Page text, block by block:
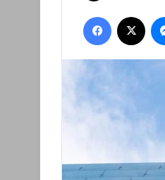
Facebook